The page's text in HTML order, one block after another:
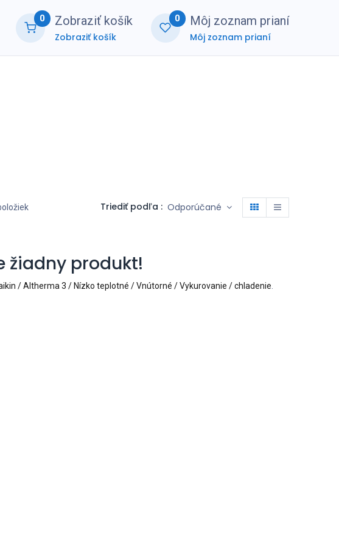
0 Zobraziť košík
Zobraziť košík
0 Môj zoznam prianí
Môj zoznam prianí
Triediť podľa : Odporúčané
žiadny produkt!
/ Altherma 3 / Nízko teplotné / Vnútorné / Vykurovanie / chladenie